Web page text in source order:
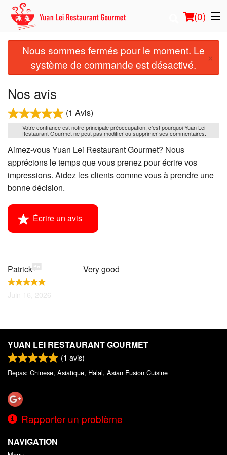
(0)
Commander en ligne
Emplacement
Français
Connection
Inscription
Nous sommes fermés pour le moment. Le
système de commande est désactivé.
×
Nos avis
(1 Avis)
Votre confiance est notre principale préoccupation, c'est pourquoi Yuan Lei
Restaurant Gourmet ne peut pas modifier ou supprimer ses commentaires.
Aimez-vous Yuan Lei Restaurant Gourmet? Nous
apprécions le temps que vous prenez pour écrire vos
impressions. Aidez les clients comme vous à prendre une
bonne décision.
Écrire un avis
Patrick
Juin 16, 2026
Very good
YUAN LEI RESTAURANT GOURMET
(1 avis)
Repas: Chinese, Asiatique, Halal, Asian Fusion Cuisine
Rapporter un problème
NAVIGATION